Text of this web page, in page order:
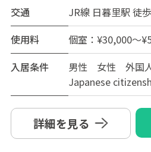
交通
JR線 日暮里駅 徒
使用料
個室：¥30,000～
入居条件
男性 女性 外国
Japanese
詳細を見る